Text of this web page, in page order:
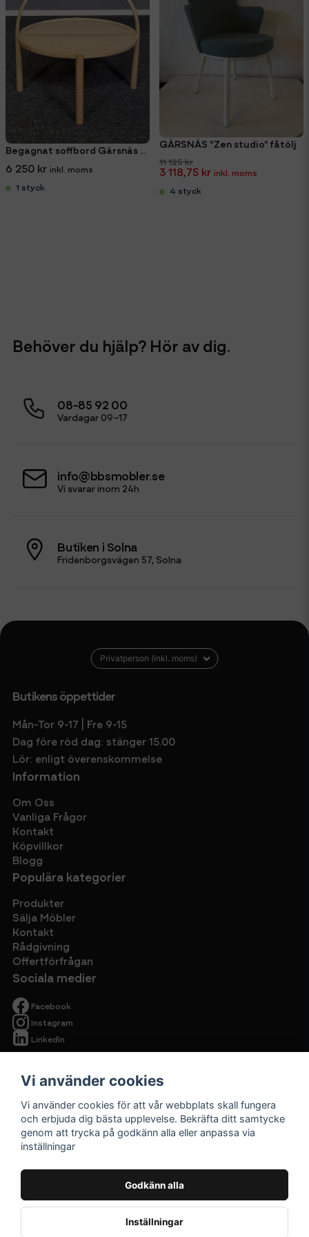
Begagnat soffbord Gärsnäs Elna Ø60 cm med bygel
6 250 kr
1 styck
GÄRSNÄS "Zen studio" fåtölj
11 125 kr
3 118,75 kr
4 styck
Behöver du hjälp? Hör av dig.
08-85 92 00
Vardagar 09–17
info@bbsmobler.se
Vi svarar inom 24h
Butiken i Solna
Fridenborgsvägen 57, Solna
Butikens öppettider
Mån-Tor 9-17 | Fre 9-15
Dag före röd dag: stänger 15.00
Lör: enligt överenskommelse
Information
Om Oss
Vanliga Frågor
Kontakt
Köpvillkor
Blogg
Populära kategorier
Produkter
Sälja Möbler
Kontakt
Rådgivning
Offertförfrågan
Sociala medier
Facebook
Instagram
LinkedIn
Begagnade
Cirkulärt ska
vara prisvärt.
Vi använder cookies
Vi använder cookies för att vår webbplats skall fungera
och erbjuda dig bästa upplevelse. Bekräfta ditt samtycke
genom att trycka på godkänn alla eller anpassa via
inställningar
Godkänn alla
Inställningar